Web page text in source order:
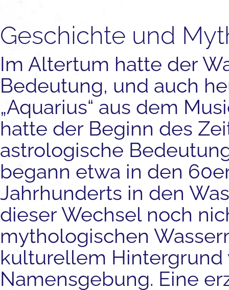
Geschichte und
Im Altertum hatte der
Bedeutung, und auch
„Aquarius“ aus dem
hatte der Beginn des
astrologische
begann etwa in den
Jahrhunderts in den
dieser Wechsel noch
mythologischen
kulturellem Hintergrund
Namensgebung. Eine